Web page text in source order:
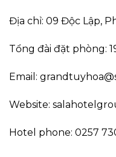
Địa chỉ: 09 Độc Lập,
Tổng đài đặt phòng:
Email:
Website:
Hotel phone: 0257